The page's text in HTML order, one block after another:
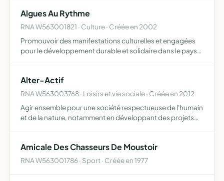
accompagnem…
Algues Au Rythme
RNA W563001821 · Culture · Créée en 2002
Promouvoir des manifestations culturelles et engagées
pour le développement durable et solidaire dans le pays
Alter-Actif
RNA W563003768 · Loisirs et vie sociale · Créée en 2012
Agir ensemble pour une société respectueuse de l'humain
et de la nature, notamment en développant des projets
Amicale Des Chasseurs De Moustoir
RNA W563001786 · Sport · Créée en 1977